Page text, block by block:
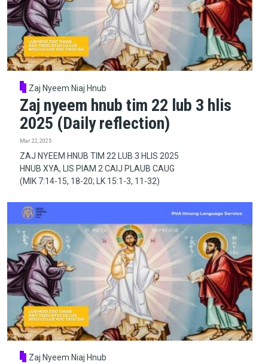
Zaj Nyeem Niaj Hnub
Zaj nyeem hnub tim 22 lub 3 hlis
2025 (Daily reflection)
Mar 22, 2025
ZAJ NYEEM HNUB TIM 22 LUB 3 HLIS 2025
HNUB XYA, LIS PIAM 2 CAIJ PLAUB CAUG
(MIK 7:14-15, 18-20; LK 15:1-3, 11-32)
Zaj Nyeem Niaj Hnub